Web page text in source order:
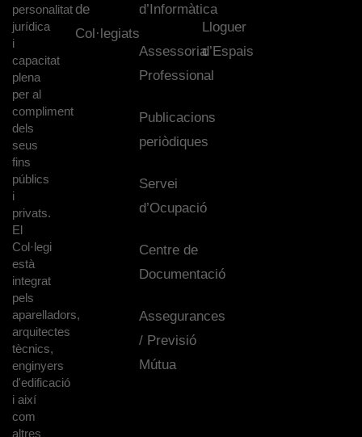
personalitat
jurídica
i
capacitat
plena
per al
compliment
dels
seus
fins
públics
i
privats.
El
Col·legi
està
integrat
pels
aparelladors,
arquitectes
tècnics,
enginyers
d'edificació
i així
com
altres
de
Col·legiats
d’Informàtica
Assessoria
Professional
Publicacions
periòdiques
Servei
d’Ocupació
Centre de
Documentació
Assegurances
/ Previsió
Mútua
Lloguer
d’Espais